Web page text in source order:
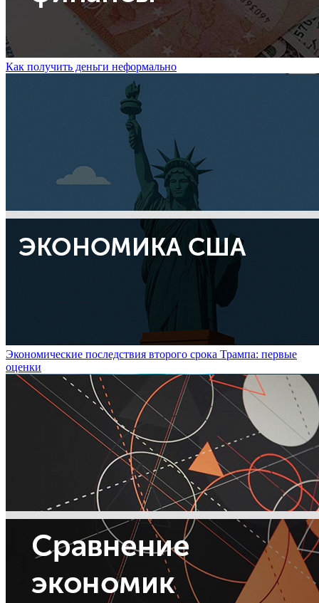
Как получить деньги неформально
Экономические последствия второго срока Трампа: первые
оценки